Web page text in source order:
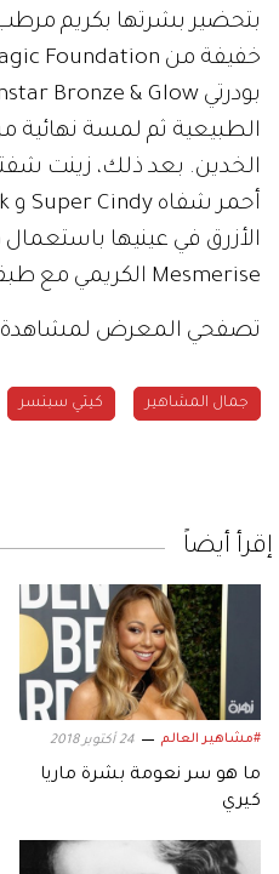
بتحضير بشرتها بكريم
بودرتي Filmstar Bronze & Glow
الخدين. بعد ذلك، زينت
Mesmerise الكريمي مع طبقة من الماسكارا السوداء.
تصفحي المعرض لمشاهدة
جمال المشاهير كيتي سبنسر
إقرأ أيضاً
#مشاهير العالم 24 أكتوبر 2018
ما هو سر نعومة بشرة ماريا
كيري